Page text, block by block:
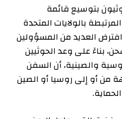
بتوسيع قائمة
بالولايات المتحدة
العديد من المسؤولين
بناءً على وعد الحوثيين
والصينية، أن السفن
من أو إلى روسيا أو الصين